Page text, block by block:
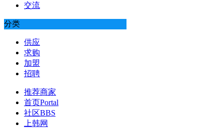
交流
分类
供应
求购
加盟
招聘
推荐商家
首页Portal
社区BBS
上韩网